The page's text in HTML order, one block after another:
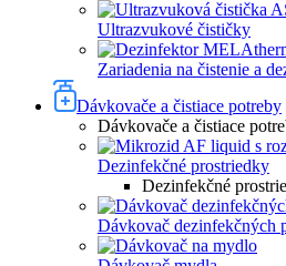
Ultrazvukové čističky
Zariadenia na čistenie a
Dávkovače a čistiace potreby
Dávkovače a čistiace
Dezinfekčné prostriedky
Dezinfekčné
Dávkovač dezinfekčných